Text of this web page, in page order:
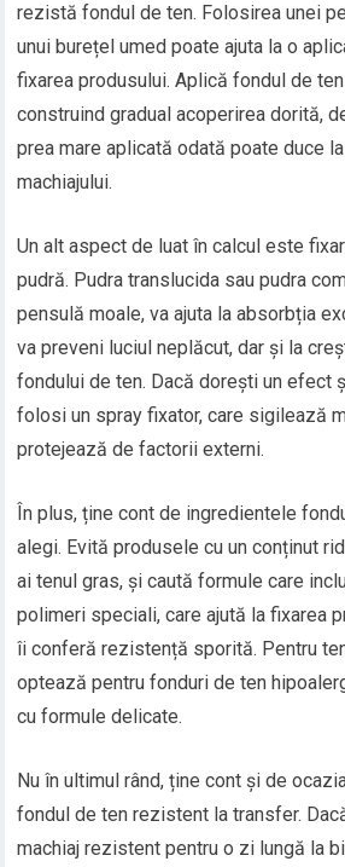
rezistă fondul de ten. Folosirea unei
unui burețel umed poate ajuta la o
fixarea produsului. Aplică fondul de
construind gradual acoperirea dorită,
prea mare aplicată odată poate duce
machiajului.
Un alt aspect de luat în calcul este
pudră. Pudra translucida sau pudra
pensulă moale, va ajuta la absorbția
va preveni luciul neplăcut, dar și la
fondului de ten. Dacă dorești un efect
folosi un spray fixator, care sigilează
protejează de factorii externi.
În plus, ține cont de ingredientele
alegi. Evită produsele cu un conținut
ai tenul gras, și caută formule care
polimeri speciali, care ajută la fixarea
îi conferă rezistență sporită. Pentru
optează pentru fonduri de ten
cu formule delicate.
Nu în ultimul rând, ține cont și de
fondul de ten rezistent la transfer.
machiaj rezistent pentru o zi lungă la